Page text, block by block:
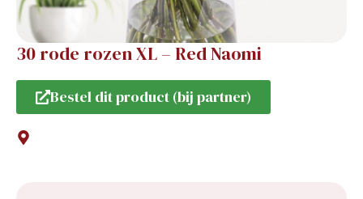
30 rode rozen XL – Red Naomi
Bestel dit product (bij partner)